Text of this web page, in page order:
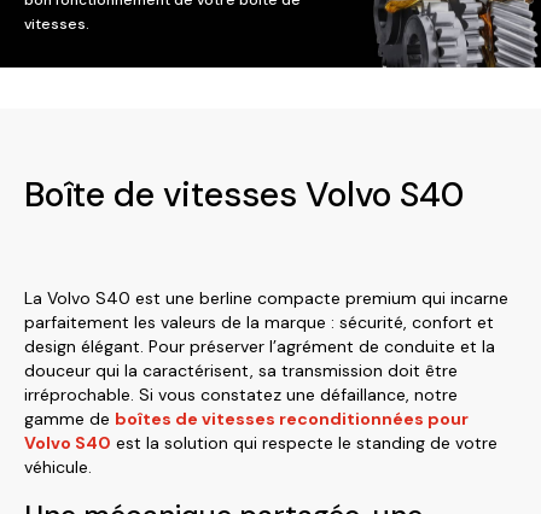
vitesses.
Boîte de vitesses Volvo S40
La Volvo S40 est une berline compacte premium qui incarne
parfaitement les valeurs de la marque : sécurité, confort et
design élégant. Pour préserver l’agrément de conduite et la
douceur qui la caractérisent, sa transmission doit être
irréprochable. Si vous constatez une défaillance, notre
gamme de boîtes de vitesses reconditionnées pour
Volvo S40 est la solution qui respecte le standing de votre
véhicule.